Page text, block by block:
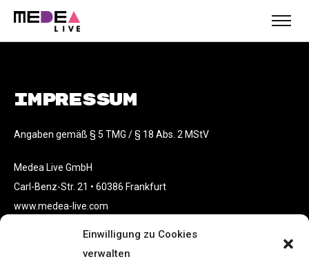
Einwilligung zu Cookies
verwalten
Impressum
Angaben gemäß § 5 TMG / § 18 Abs. 2 MStV
Medea Live GmbH
Carl-Benz-Str. 21 • 60386 Frankfurt
www.medea-live.com
Vertreten durch die Geschäftsführerin: Julia Frank
julia@medea-live.com